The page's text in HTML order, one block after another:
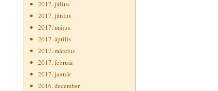
2017. július
2017. június
2017. május
2017. április
2017. március
2017. február
2017. január
2016. december